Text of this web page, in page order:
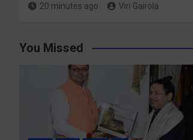
20 minutes ago Viri Gairola
You Missed